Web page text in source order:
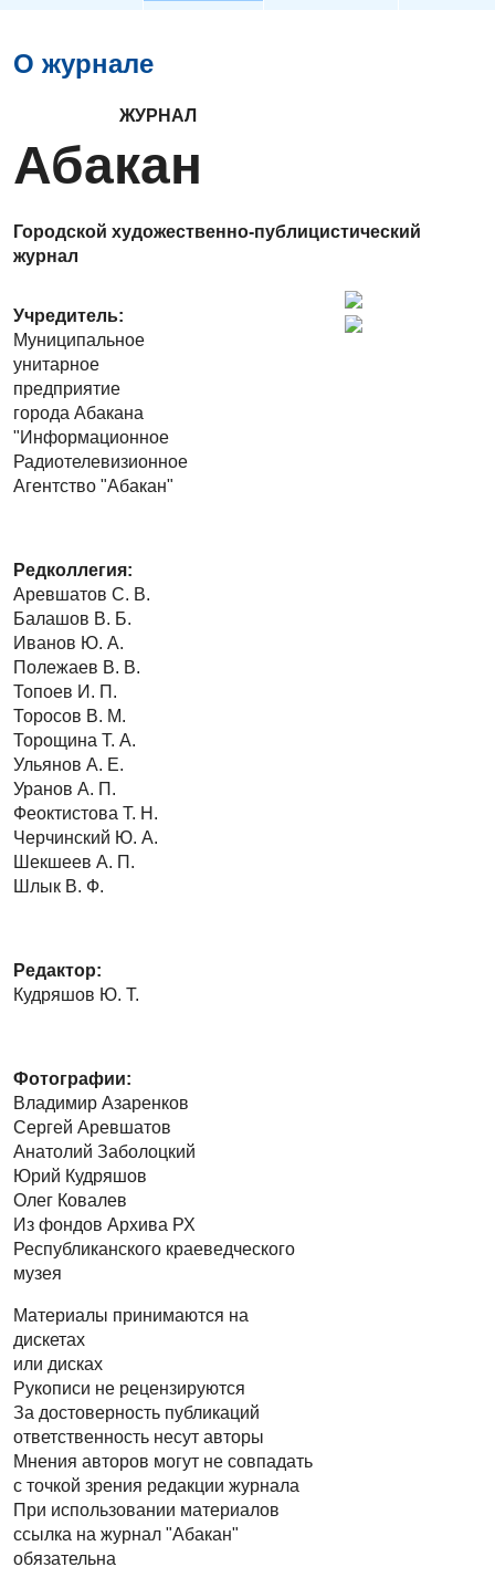
О журнале
ЖУРНАЛ
Абакан
Городской художественно-публицистический
журнал
Учредитель:
Муниципальное
унитарное
предприятие
города Абакана
"Информационное
Радиотелевизионное
Агентство "Абакан"
Редколлегия:
Аревшатов С. В.
Балашов В. Б.
Иванов Ю. А.
Полежаев В. В.
Топоев И. П.
Торосов В. М.
Торощина Т. А.
Ульянов А. Е.
Уранов А. П.
Феоктистова Т. Н.
Черчинский Ю. А.
Шекшеев А. П.
Шлык В. Ф.
Редактор:
Кудряшов Ю. Т.
Фотографии:
Владимир Азаренков
Сергей Аревшатов
Анатолий Заболоцкий
Юрий Кудряшов
Олег Ковалев
Из фондов Архива РХ
Республиканского краеведческого
музея
Материалы принимаются на
дискетах
или дисках
Рукописи не рецензируются
За достоверность публикаций
ответственность несут авторы
Мнения авторов могут не совпадать
с точкой зрения редакции журнала
При использовании материалов
ссылка на журнал "Абакан"
обязательна